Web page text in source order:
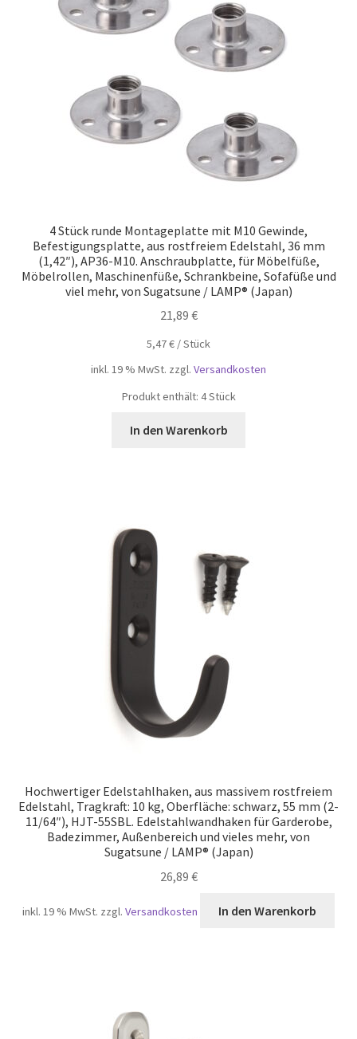
4 Stück runde Montageplatte mit M10 Gewinde,
Befestigungsplatte, aus rostfreiem Edelstahl, 36 mm
(1,42″), AP36-M10. Anschraubplatte, für Möbelfüße,
Möbelrollen, Maschinenfüße, Schrankbeine, Sofafüße und
viel mehr, von Sugatsune / LAMP® (Japan)
21,89 €
5,47€ /Stück
inkl. 19 % MwSt. zzgl. Versandkosten
Produkt enthält: 4Stück
In den Warenkorb
Hochwertiger Edelstahlhaken, aus massivem rostfreiem
Edelstahl, Tragkraft: 10 kg, Oberfläche: schwarz, 55 mm (2-
11/64″), HJT-55SBL. Edelstahlwandhaken für Garderobe,
Badezimmer, Außenbereich und vieles mehr, von
Sugatsune / LAMP® (Japan)
26,89 €
inkl. 19 % MwSt. zzgl.Versandkosten In den Warenkorb